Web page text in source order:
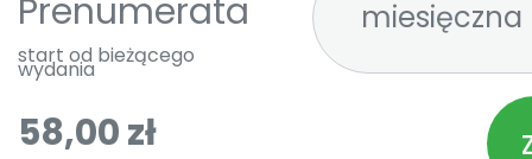
Prenumerata
start od bieżącego
wydania
58,00 zł